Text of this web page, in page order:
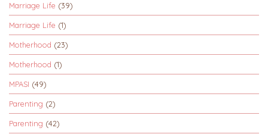
Marriage Life (39)
Marriage Life (1)
Motherhood (23)
Motherhood (1)
MPASI (49)
Parenting (2)
Parenting (42)